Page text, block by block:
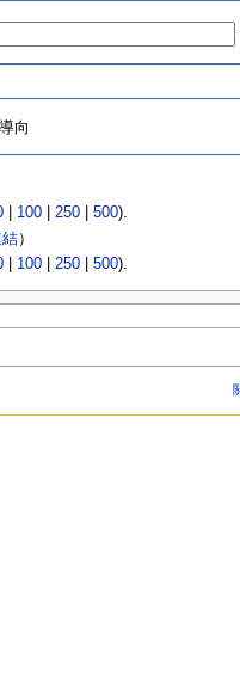
向
| 100| 250| 500).
）
| 100| 250| 500).